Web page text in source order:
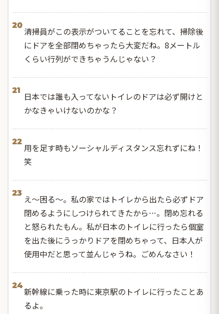
20
清掃員がこの表示がついてることを忘れて、掃除後
にドアを全部閉めちゃったら大変だね。8メートル
くらい行列ができちゃうんじゃない？
21
日本では誰も入ってないトイレのドアは必ず開けと
かなきゃいけないのかな？
22
用を足す時もソーシャルディスタンス忘れずにね！
笑
23
え〜困る〜。私の家ではトイレから出たら必ずドア
閉めるようにしつけられてきたから…。閉め忘れる
と怒られたもん。私が日本のトイレに行ったら個室
を出た後にうっかりドアを閉めちゃって、日本人が
使用中だと思って並んじゃうね。ごめんなさい！
24
新幹線に乗った時に東京駅のトイレに行ったことあ
るよ。